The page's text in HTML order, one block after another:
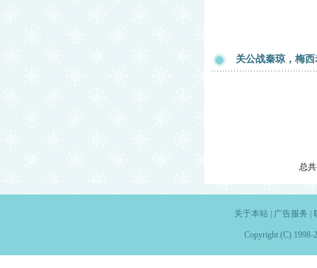
关公战秦琼，梅
总
关于本站| 广告服务
Copyright (C) 1998-